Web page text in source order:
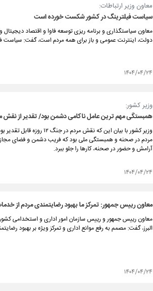
معاون وزیر ارتباطات:
سیاست فیلترینگ در کشور شکست خورده است
معاون سیاستگذاری و برنامه ریزی توسعه فاوا و اقتصاد دیجیتال
دولت، اینترنت عمومی و باز برای همه مردم است، گفت:
۱۴۰۴/۰۴/۲۴
وزیر کشور:
همبستگی مهم ترین عامل ناکامی دشمن بود/ تقدیر از نقش مردم
وزیر کشور با بیان این که
مردم در صحنه و همبستگی ملی بود که فریب دشمن و فضای
آرامش و حضور در صحنه، کارها را جلو ببرد.
۱۴۰۴/۰۴/۲۴
معاون رییس جمهور: تمرکز ما بهبود رضایتمندی مردم از
معاون رییس جمهور و رییس سازمان امور اداری و استخدامی کشور
البرز، گفت: مصمم به رفع موانع اداری و تمرکز ویژه بر بهبود
۱۴۰۴/۰۴/۲۴